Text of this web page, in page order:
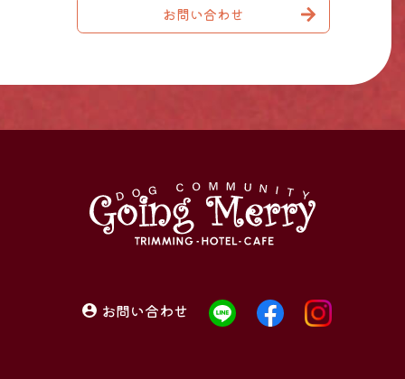
お問い合わせ
お問い合わせ